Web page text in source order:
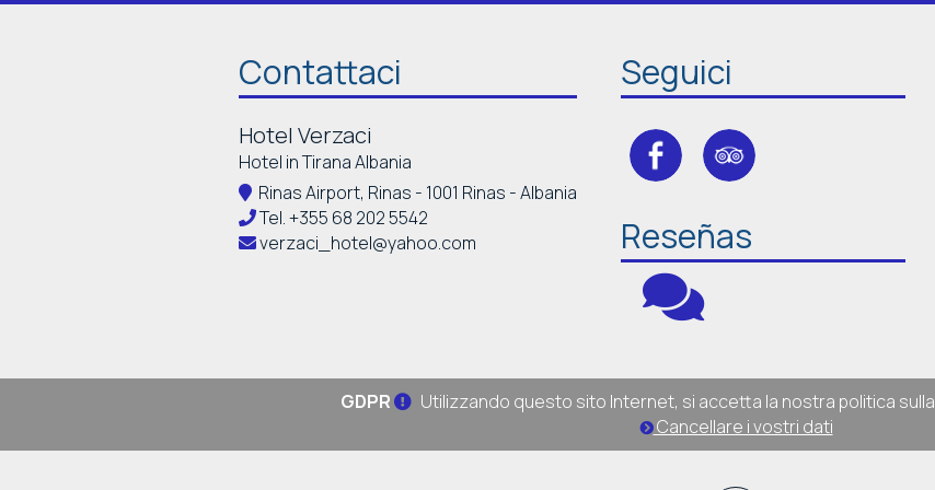
Contattaci
Hotel Verzaci
Hotel in Tirana Albania
Rinas Airport, Rinas - 1001 Rinas - Albania
Tel.+355 68 202 5542
verzaci_hotel@yahoo.com
Seguici
Reseñas
GDPR Utilizzando questo sito Internet, si accetta la nostra politica sulla
Cancellare i vostri dati